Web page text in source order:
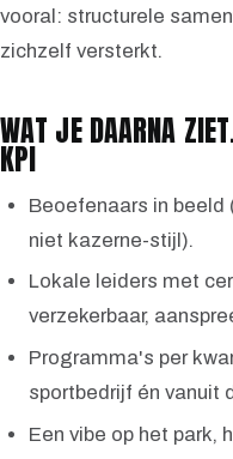
vooral: structurele
zichzelf versterkt.
WAT JE DAARNA
KPI
Beoefenaars in
niet kazerne-stijl).
Lokale leiders met
verzekerbaar,
Programma's per
sportbedrijf én vanuit
Een vibe op het park,